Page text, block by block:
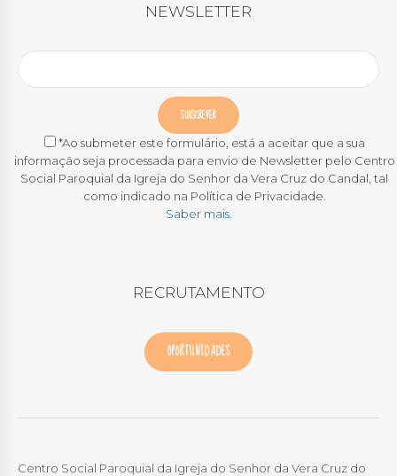
NEWSLETTER
*Ao submeter este formulário, está a aceitar que a sua
informação seja processada para envio de Newsletter pelo Centro
Social Paroquial da Igreja do Senhor da Vera Cruz do Candal, tal
como indicado na Política de Privacidade.
Saber mais.
RECRUTAMENTO
OPORTUNIDADES
Centro Social Paroquial da Igreja do Senhor da Vera Cruz do